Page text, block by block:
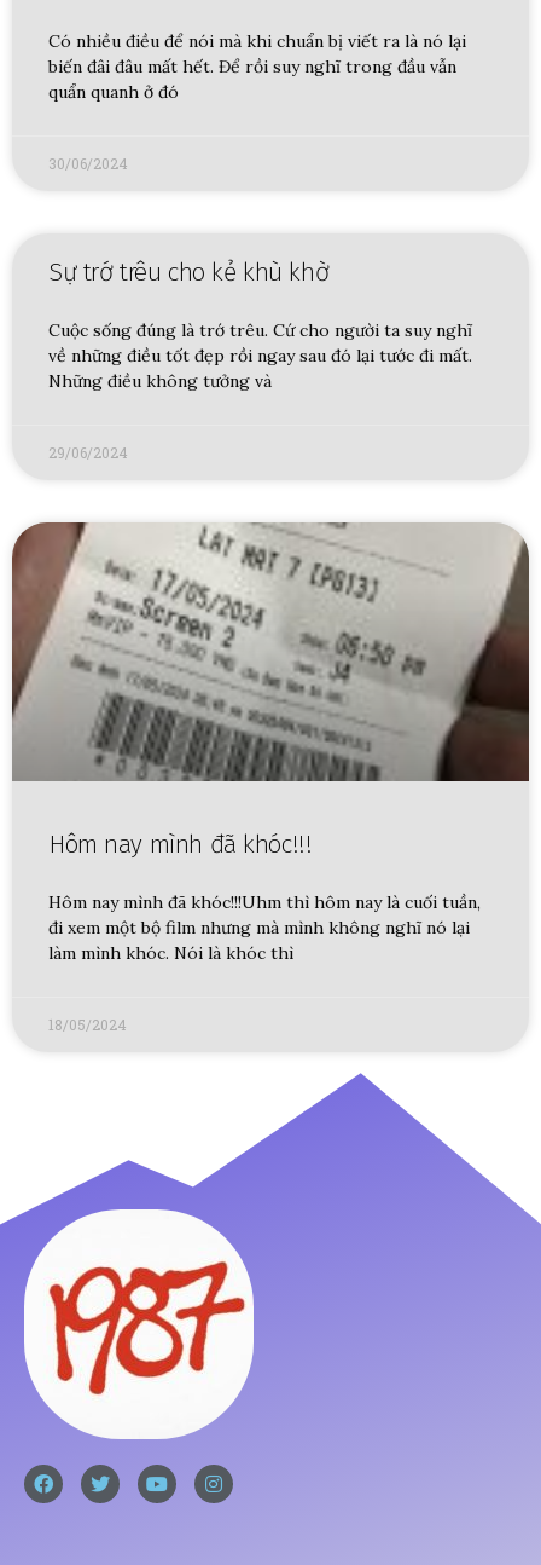
Có nhiều điều để nói mà khi chuẩn bị viết ra là nó lại
biến đâi đâu mất hết. Để rồi suy nghĩ trong đầu vẫn
quẩn quanh ở đó
30/06/2024
Sự trớ trêu cho kẻ khù khờ
Cuộc sống đúng là trớ trêu. Cứ cho người ta suy nghĩ
về những điều tốt đẹp rồi ngay sau đó lại tước đi mất.
Những điều không tưởng và
29/06/2024
Hôm nay mình đã khóc!!!
Hôm nay mình đã khóc!!!Uhm thì hôm nay là cuối tuần,
đi xem một bộ film nhưng mà mình không nghĩ nó lại
làm mình khóc. Nói là khóc thì
18/05/2024